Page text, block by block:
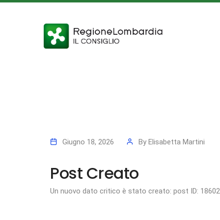
Giugno 18, 2026 By Elisabetta Martini
Post Creato
Un nuovo dato critico è stato creato: post ID: